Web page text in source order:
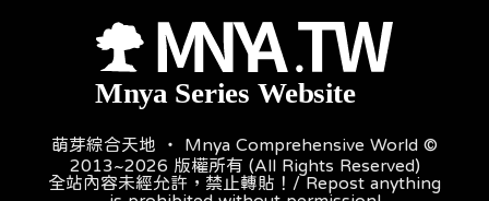
萌芽綜合天地 ‧ Mnya Comprehensive World ©
2013~2026 版權所有 (All Rights Reserved)
全站內容未經允許，禁止轉貼！/ Repost anything